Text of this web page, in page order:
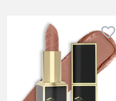
favorite_border